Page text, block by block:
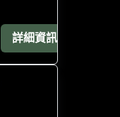
詳細資訊